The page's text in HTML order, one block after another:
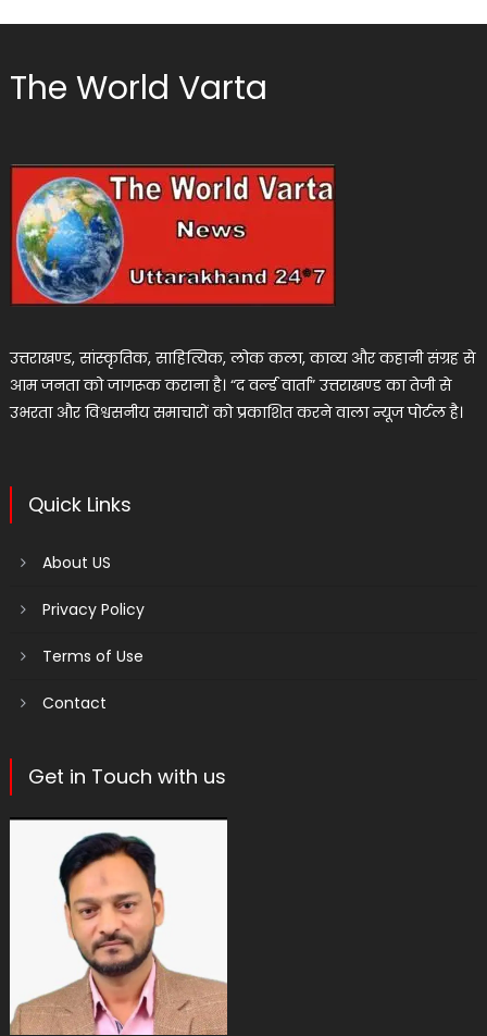
The World Varta
उत्तराखण्ड, सांस्कृतिक, साहित्यिक, लोक कला, काव्य और कहानी संग्रह से
आम जनता को जागरूक कराना है। “द वर्ल्ड वार्ता” उत्तराखण्ड का तेजी से
उभरता और विश्वसनीय समाचारों को प्रकाशित करने वाला न्यूज पोर्टल है।
Quick Links
About US
Privacy Policy
Terms of Use
Contact
Get in Touch with us